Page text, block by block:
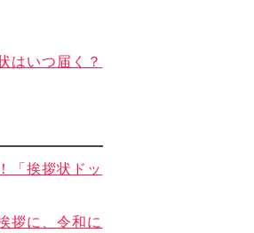
はいつ届く？
「挨拶状ドッ
拶に、令和に